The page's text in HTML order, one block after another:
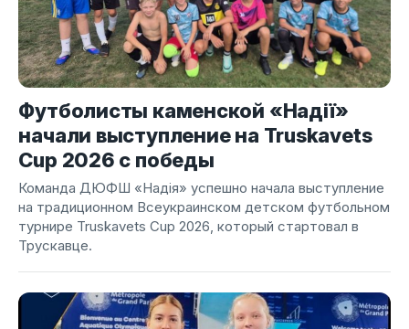
Футболисты каменской «Надії»
начали выступление на Truskavets
Cup 2026 с победы
Команда ДЮФШ «Надія» успешно начала выступление
на традиционном Всеукраинском детском футбольном
турнире Truskavets Cup 2026, который стартовал в
Трускавце.